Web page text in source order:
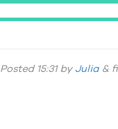
Posted 15:31by Julia &